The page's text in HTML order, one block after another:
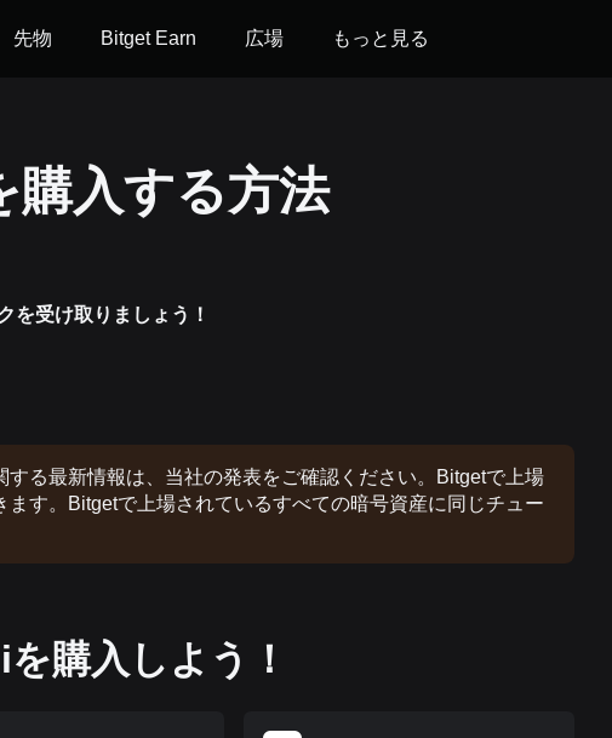
先物 Bitget Earn 広場 もっと見る
購入する方法
を受け取りましょう！
る最新情報は、当社の発表をご確認ください。Bitgetで上場
す。Bitgetで上場されているすべての暗号資産に同じチュー
購入しよう！